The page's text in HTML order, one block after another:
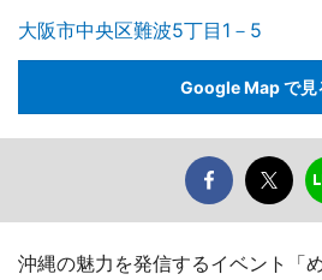
大阪市中央区難波5丁目1－5
Google Map で見
沖縄の魅力を発信するイベント「